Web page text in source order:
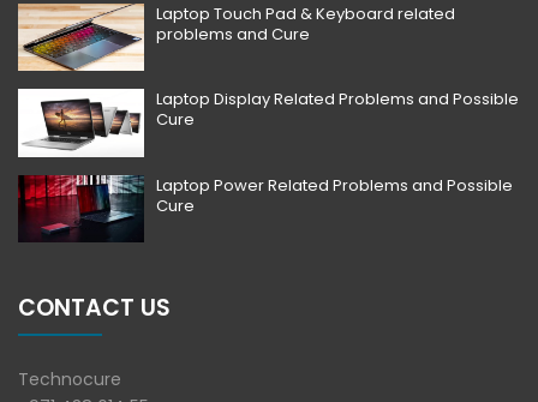
Laptop Touch Pad & Keyboard related
problems and Cure
Laptop Display Related Problems and Possible
Cure
Laptop Power Related Problems and Possible
Cure
CONTACT US
Technocure